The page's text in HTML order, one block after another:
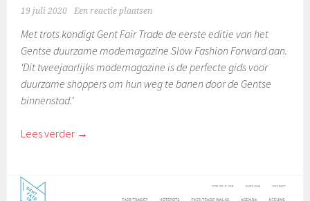
19 juli 2020 Een reactie plaatsen
Met trots kondigt Gent Fair Trade de eerste editie van het
Gentse duurzame modemagazine Slow Fashion Forward aan.
‘Dit tweejaarlijks modemagazine is de perfecte gids voor
duurzame shoppers om hun weg te banen door de Gentse
binnenstad.‘
Lees verder →